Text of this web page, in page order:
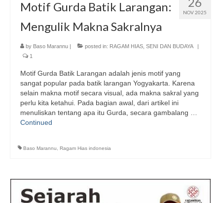
NOV 2025
Motif Gurda Batik Larangan:
Mengulik Makna Sakralnya
by Baso Marannu | posted in: RAGAM HIAS SENI DAN BUDAYA
|
1
Motif Gurda Batik Larangan adalah jenis motif yang
sangat popular pada batik larangan Yogyakarta. Karena
selain makna motif secara visual, ada makna sakral yang
perlu kita ketahui. Pada bagian awal, dari artikel ini
menuliskan tentang apa itu Gurda, secara gambalang …
Continued
Baso Marannu Ragam Hias indonesia